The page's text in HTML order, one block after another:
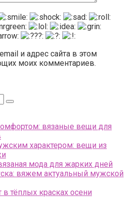
и адрес сайта в этом
моих комментариев.
вязаные вещи для
характером: вещи из
мода для жарких дней
вяжем актуальный мужской
тёплых красках осени